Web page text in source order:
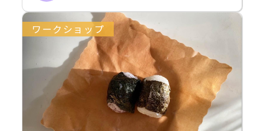
ワークショップ